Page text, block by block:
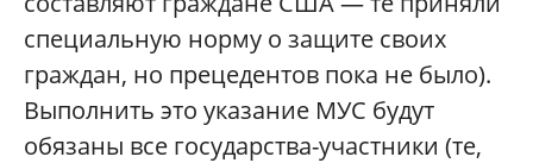
специальную норму о защите своих
граждан, но прецедентов пока не было).
Выполнить это указание МУС будут
обязаны все государства-участники (те,